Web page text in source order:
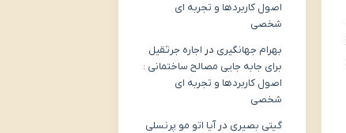
اصول کاربردها و تجربه ای
شخصی
بهرام جهانگیری در اجاره جرثقیل
برای جابه جایی مصالح ساختمانی :
اصول کاربردها و تجربه ای
شخصی
گیتی بصیری درآیا اتو مو پرنسلی